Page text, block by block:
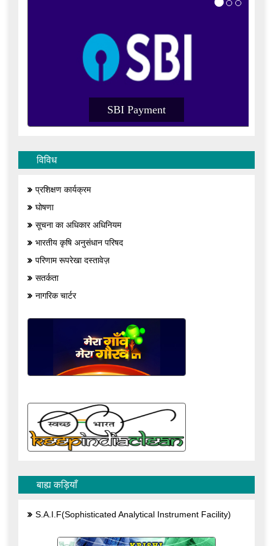
विविध
प्रशिक्षण कार्यक्रम
घोषणा
सूचना का अधिकार अधिनियम
भारतीय कृषि अनुसंधान परिषद
परिणाम रूपरेखा दस्तावेज़
सतर्कता
नागरिक चार्टर
बाह्य कड़ियाँ
S.A.I.F(Sophisticated Analytical Instrument Facility)